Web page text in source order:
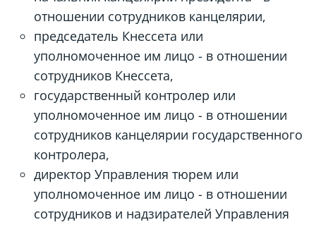
отношении сотрудников канцелярии,
председатель Кнессета или
уполномоченное им лицо - в отношении
сотрудников Кнессета,
государственный контролер или
уполномоченное им лицо - в отношении
сотрудников канцелярии государственного
контролера,
директор Управления тюрем или
уполномоченное им лицо - в отношении
сотрудников и надзирателей Управления